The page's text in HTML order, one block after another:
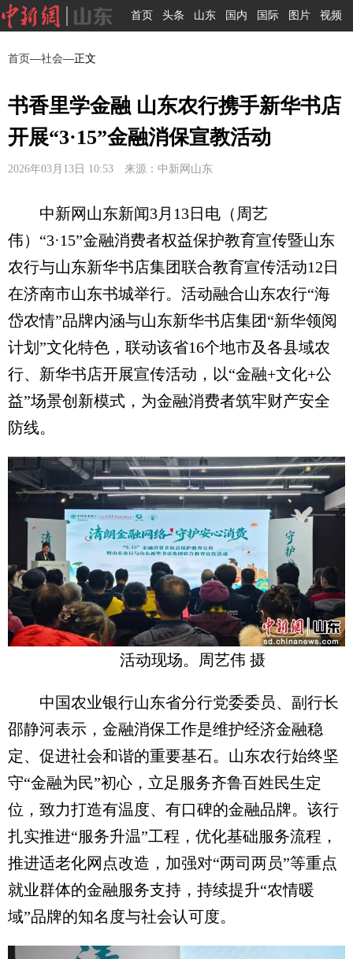
首页 头条 山东 国内 国际 图片 视频
首页—社会—正文
书香里学金融 山东农行携手新华书店
开展“3·15”金融消保宣教活动
2026年03月13日 10:53 来源：中新网山东
中新网山东新闻3月13日电（周艺
伟）“3·15”金融消费者权益保护教育宣传暨山东
农行与山东新华书店集团联合教育宣传活动12日
在济南市山东书城举行。活动融合山东农行“海
岱农情”品牌内涵与山东新华书店集团“新华领阅
计划”文化特色，联动该省16个地市及各县域农
行、新华书店开展宣传活动，以“金融+文化+公
益”场景创新模式，为金融消费者筑牢财产安全
防线。
活动现场。周艺伟 摄
中国农业银行山东省分行党委委员、副行长
邵静河表示，金融消保工作是维护经济金融稳
定、促进社会和谐的重要基石。山东农行始终坚
守“金融为民”初心，立足服务齐鲁百姓民生定
位，致力打造有温度、有口碑的金融品牌。该行
扎实推进“服务升温”工程，优化基础服务流程，
推进适老化网点改造，加强对“两司两员”等重点
就业群体的金融服务支持，持续提升“农情暖
域”品牌的知名度与社会认可度。